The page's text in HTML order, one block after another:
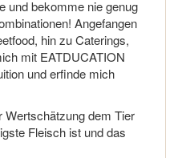
und bekomme nie genug
Angefangen
hin zu Caterings,
mit EATDUCATION
und erfinde mich
Wertschätzung dem Tier
Fleisch ist und das